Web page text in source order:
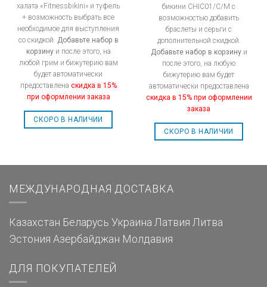
халата «Fitnessbikini» и туфель
+ возможность выбрать все
необходимое для выступления
со скидкой. Добавьте набор в
корзинуи после этого, на
любой грим и бижутерию вам
будет автоматически
предоставлена скидка в 15%
при оформлении заказа
СКОРО В НАЛИЧИИ
бикини CHIC01/C/M с
возможностью добавить
браслеты и серьги с
дополнительной скидкой.
Добавьте набор в корзинуи
после этого, на любую
бижутерию вам будет
автоматически предоставлена
скидка в 15% при оформлении
заказа
СКОРО В НАЛИЧИИ
МЕЖДУНАРОДНАЯ ДОСТАВКА
Казахстан Беларусь Украина Латвия Литва
Эстония Азербайджан Молдавия
ДЛЯ ПОКУПАТЕЛЕЙ